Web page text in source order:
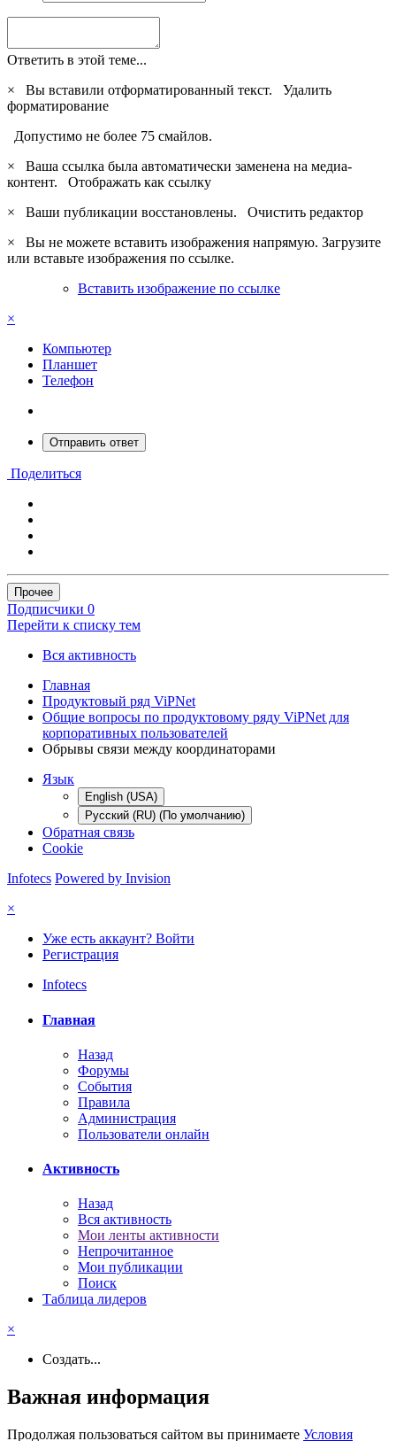
Ответить в этой теме...
×
Вы вставили отформатированный текст. Удалить
форматирование
Допустимо не более 75 смайлов.
×
Ваша ссылка была автоматически заменена на медиа-
контент. Отображать как ссылку
×
Ваши публикации восстановлены. Очистить редактор
×
Вы не можете вставить изображения напрямую. Загрузите
или вставьте изображения по ссылке.
Вставить изображение по ссылке
×
Компьютер
Планшет
Телефон
Отправить ответ
Поделиться
Прочее
Подписчики 0
Перейти к списку тем
Вся активность
Главная
Продуктовый ряд ViPNet
Общие вопросы по продуктовому ряду ViPNet для
корпоративных пользователей
Обрывы связи между координаторами
Язык
English (USA)
Русский (RU) (По умолчанию)
Обратная связь
Cookie
Infotecs Powered by Invision
×
Уже есть аккаунт? Войти
Регистрация
Infotecs
Главная
Назад
Форумы
События
Правила
Администрация
Пользователи онлайн
Активность
Назад
Вся активность
Мои ленты активности
Непрочитанное
Мои публикации
Поиск
Таблица лидеров
×
Создать...
Важная информация
Продолжая пользоваться сайтом вы принимаете Условия